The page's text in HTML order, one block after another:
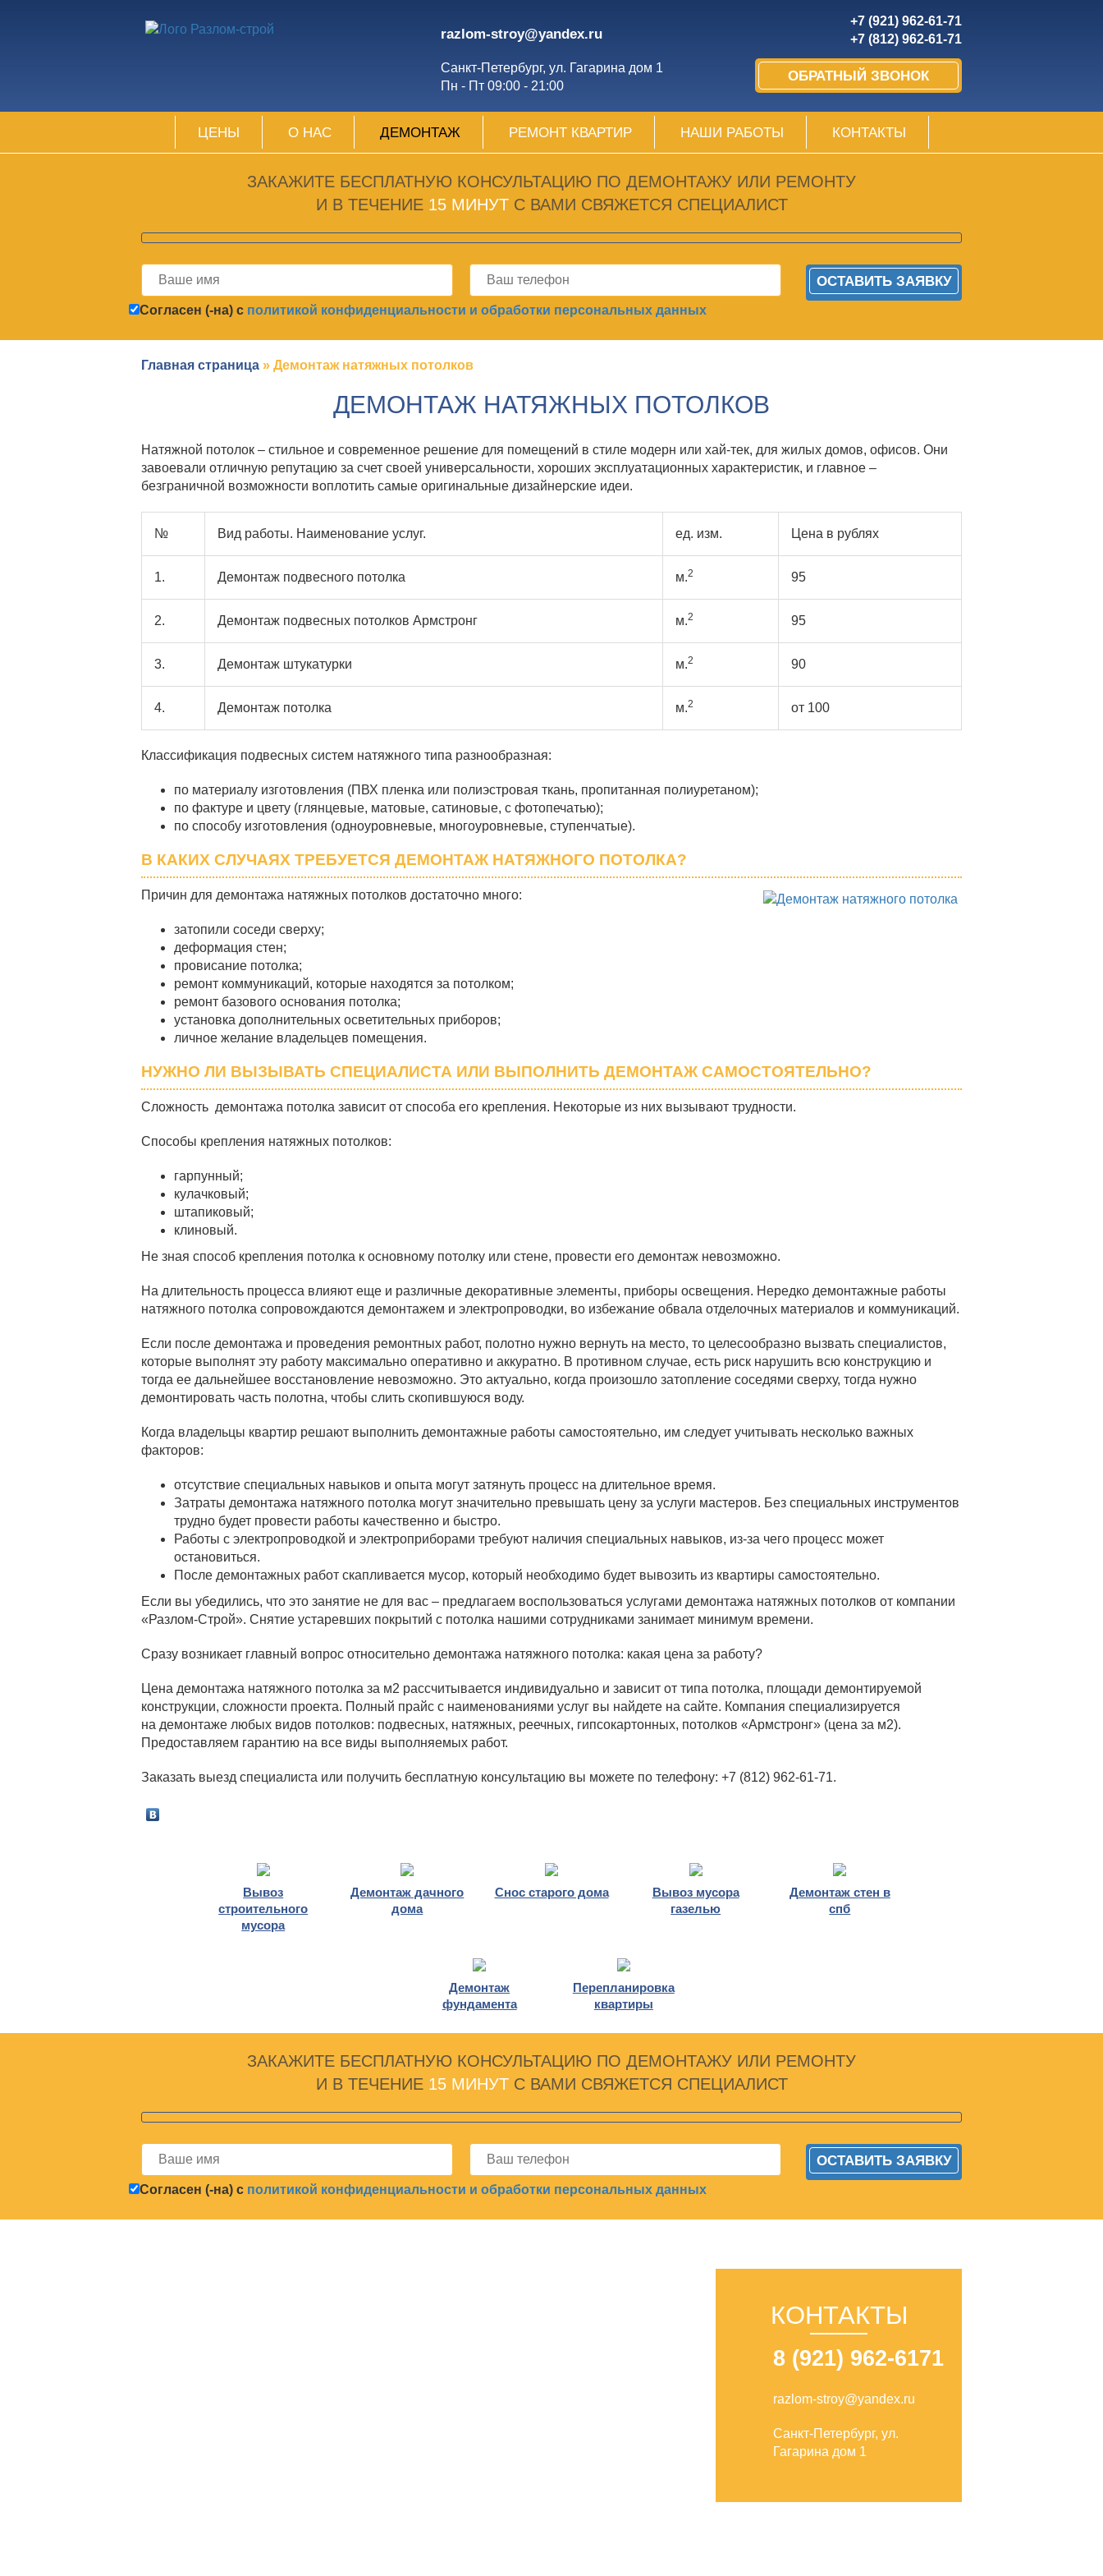
razlom-stroy@yandex.ru
Санкт-Петербург, ул. Гагарина дом 1
Пн - Пт 09:00 - 21:00
+7 (921) 962-61-71
+7 (812) 962-61-71
ОБРАТНЫЙ ЗВОНОК
ЦЕНЫ О НАС ДЕМОНТАЖ РЕМОНТ КВАРТИР НАШИ РАБОТЫ КОНТАКТЫ
ЗАКАЖИТЕ БЕСПЛАТНУЮ КОНСУЛЬТАЦИЮ ПО ДЕМОНТАЖУ ИЛИ РЕМОНТУ
И В ТЕЧЕНИЕ 15 МИНУТС ВАМИ СВЯЖЕТСЯ СПЕЦИАЛИСТ
Согласен (-на) с политикой конфиденциальности и обработки персональных данных
Главная страница » Демонтаж натяжных потолков
ДЕМОНТАЖ НАТЯЖНЫХ ПОТОЛКОВ
Натяжной потолок – стильное и современное решение для помещений в стиле модерн или хай-тек, для жилых домов, офисов. Они
завоевали отличную репутацию за счет своей универсальности, хороших эксплуатационных характеристик, и главное –
безграничной возможности воплотить самые оригинальные дизайнерские идеи.
№ Вид работы. Наименование услуг. ед. изм. Цена в рублях
1. Демонтаж подвесного потолка м.2 95
2. Демонтаж подвесных потолков Армстронг м.2 95
3. Демонтаж штукатурки м.2 90
4. Демонтаж потолка м.2 от 100
Классификация подвесных систем натяжного типа разнообразная:
по материалу изготовления (ПВХ пленка или полиэстровая ткань, пропитанная полиуретаном);
по фактуре и цвету (глянцевые, матовые, сатиновые, с фотопечатью);
по способу изготовления (одноуровневые, многоуровневые, ступенчатые).
В КАКИХ СЛУЧАЯХ ТРЕБУЕТСЯ ДЕМОНТАЖ НАТЯЖНОГО ПОТОЛКА?
Причин для демонтажа натяжных потолков достаточно много:
затопили соседи сверху;
деформация стен;
провисание потолка;
ремонт коммуникаций, которые находятся за потолком;
ремонт базового основания потолка;
установка дополнительных осветительных приборов;
личное желание владельцев помещения.
НУЖНО ЛИ ВЫЗЫВАТЬ СПЕЦИАЛИСТА ИЛИ ВЫПОЛНИТЬ ДЕМОНТАЖ САМОСТОЯТЕЛЬНО?
Сложность демонтажа потолка зависит от способа его крепления. Некоторые из них вызывают трудности.
Способы крепления натяжных потолков:
гарпунный;
кулачковый;
штапиковый;
клиновый.
Не зная способ крепления потолка к основному потолку или стене, провести его демонтаж невозможно.
На длительность процесса влияют еще и различные декоративные элементы, приборы освещения. Нередко демонтажные работы
натяжного потолка сопровождаются демонтажем и электропроводки, во избежание обвала отделочных материалов и коммуникаций.
Если после демонтажа и проведения ремонтных работ, полотно нужно вернуть на место, то целесообразно вызвать специалистов,
которые выполнят эту работу максимально оперативно и аккуратно. В противном случае, есть риск нарушить всю конструкцию и
тогда ее дальнейшее восстановление невозможно. Это актуально, когда произошло затопление соседями сверху, тогда нужно
демонтировать часть полотна, чтобы слить скопившуюся воду.
Когда владельцы квартир решают выполнить демонтажные работы самостоятельно, им следует учитывать несколько важных
факторов:
отсутствие специальных навыков и опыта могут затянуть процесс на длительное время.
Затраты демонтажа натяжного потолка могут значительно превышать цену за услуги мастеров. Без специальных инструментов
трудно будет провести работы качественно и быстро.
Работы с электропроводкой и электроприборами требуют наличия специальных навыков, из-за чего процесс может
остановиться.
После демонтажных работ скапливается мусор, который необходимо будет вывозить из квартиры самостоятельно.
Если вы убедились, что это занятие не для вас – предлагаем воспользоваться услугами демонтажа натяжных потолков от компании
«Разлом-Строй». Снятие устаревших покрытий с потолка нашими сотрудниками занимает минимум времени.
Сразу возникает главный вопрос относительно демонтажа натяжного потолка: какая цена за работу?
Цена демонтажа натяжного потолка за м2 рассчитывается индивидуально и зависит от типа потолка, площади демонтируемой
конструкции, сложности проекта. Полный прайс с наименованиями услуг вы найдете на сайте. Компания специализируется
на демонтаже любых видов потолков: подвесных, натяжных, реечных, гипсокартонных, потолков «Армстронг» (цена за м2).
Предоставляем гарантию на все виды выполняемых работ.
Заказать выезд специалиста или получить бесплатную консультацию вы можете по телефону: +7 (812) 962-61-71.
Вывоз
строительного
мусора
Демонтаж дачного
дома
Снос старого дома
Вывоз мусора
газелью
Демонтаж стен в
спб
Демонтаж
фундамента
Перепланировка
квартиры
ЗАКАЖИТЕ БЕСПЛАТНУЮ КОНСУЛЬТАЦИЮ ПО ДЕМОНТАЖУ ИЛИ РЕМОНТУ
И В ТЕЧЕНИЕ 15 МИНУТС ВАМИ СВЯЖЕТСЯ СПЕЦИАЛИСТ
Согласен (-на) с политикой конфиденциальности и обработки персональных данных
КОНТАКТЫ
8 (921) 962-6171
razlom-stroy@yandex.ru
Санкт-Петербург, ул.
Гагарина дом 1